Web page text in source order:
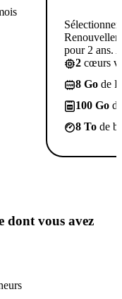
Sélectionner
pour 2 ans.
2 cœurs
8 Go de
100 Go
8 To de
dont vous avez